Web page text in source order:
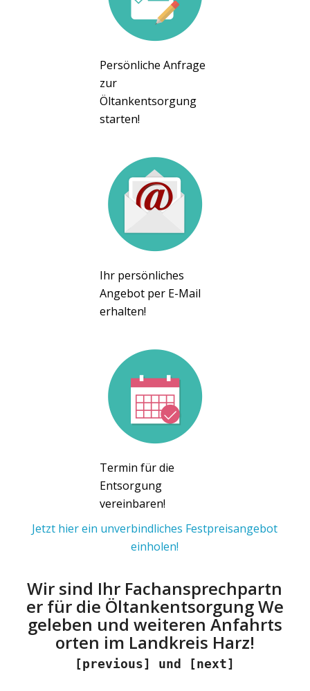
Persönliche Anfrage
zur
Öltankentsorgung
starten!
Ihr persönliches
Angebot per E-Mail
erhalten!
Termin für die
Entsorgung
vereinbaren!
Jetzt hier ein unverbindliches Festpreisangebot
einholen!
Wir sind Ihr Fachansprechpartn
er für die Öltankentsorgung We
geleben und weiteren Anfahrts
orten im Landkreis Harz!
[previous] und [next]